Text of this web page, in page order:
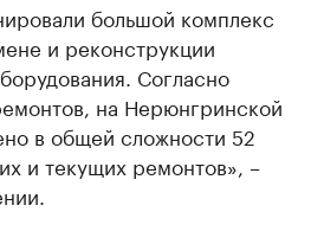
большой комплекс
и реконструкции
Согласно
на Нерюнгринской
в общей сложности 52
и текущих ремонтов», –